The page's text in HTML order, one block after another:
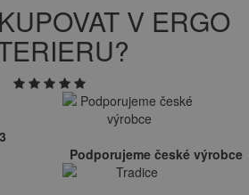
V ERGO
Podporujeme české výrobce